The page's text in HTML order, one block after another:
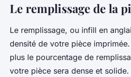
Le remplissage de la
Le remplissage, ou infill en
densité de votre pièce imprimée.
plus le pourcentage de
votre pièce sera dense et solide.